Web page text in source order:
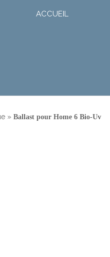
ACCUEIL
» Ballast pour Home 6 Bio-Uv
HOME 4